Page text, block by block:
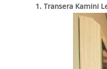
1. Transera Kamini